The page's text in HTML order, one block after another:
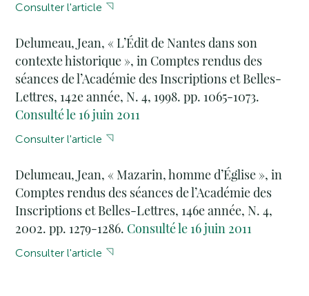
Consulter l'article
Delumeau, Jean, « L’Édit de Nantes dans son
contexte historique », in Comptes rendus des
séances de l’Académie des Inscriptions et Belles-
Lettres, 142e année, N. 4, 1998. pp. 1065-1073.
Consulté le 16 juin 2011
Consulter l'article
Delumeau, Jean, « Mazarin, homme d’Église », in
Comptes rendus des séances de l’Académie des
Inscriptions et Belles-Lettres, 146e année, N. 4,
2002. pp. 1279-1286. Consulté le 16 juin 2011
Consulter l'article